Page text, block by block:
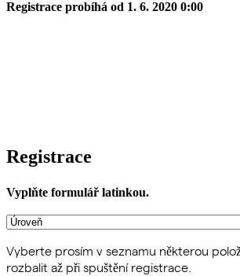
Registrace probíhá od 1. 6. 2020 0:00
Registrace
Vyplňte formulář latinkou.
Vyberte prosím v seznamu některou
rozbalit až při spuštění registrace.